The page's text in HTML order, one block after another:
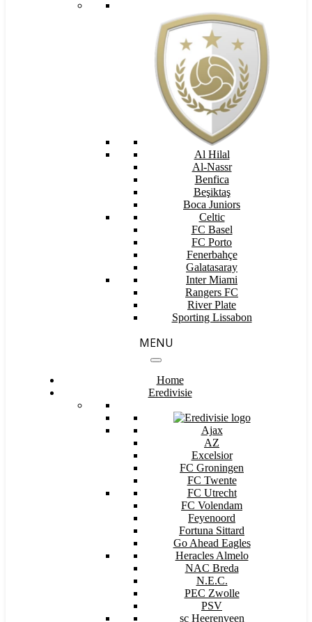
Al Hilal
Al-Nassr
Benfica
Beşiktaş
Boca Juniors
Celtic
FC Basel
FC Porto
Fenerbahçe
Galatasaray
Inter Miami
Rangers FC
River Plate
Sporting Lissabon
MENU
Home
Eredivisie
Ajax
AZ
Excelsior
FC Groningen
FC Twente
FC Utrecht
FC Volendam
Feyenoord
Fortuna Sittard
Go Ahead Eagles
Heracles Almelo
NAC Breda
N.E.C.
PEC Zwolle
PSV
sc Heerenveen